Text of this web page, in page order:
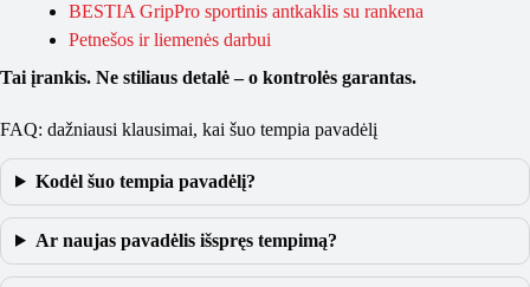
BESTIA GripPro sportinis antkaklis su rankena
Petnešos ir liemenės darbui
Tai įrankis. Ne stiliaus detalė – o kontrolės garantas.
FAQ: dažniausi klausimai, kai šuo tempia pavadėlį
Kodėl šuo tempia pavadėlį?
Ar naujas pavadėlis išspręs tempimą?